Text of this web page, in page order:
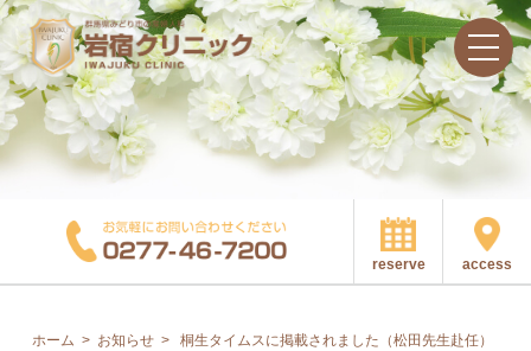
reserve access
ホーム > お知らせ > 桐生タイムスに掲載されました（松田先生赴任）